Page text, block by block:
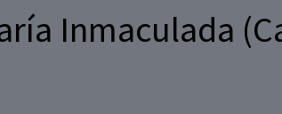
Inmaculada